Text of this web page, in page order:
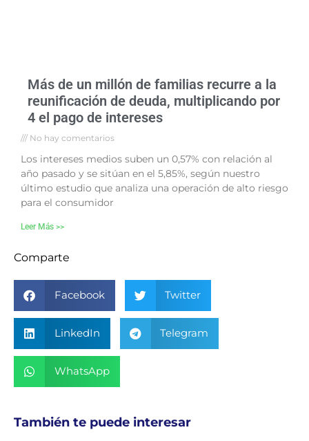
Más de un millón de familias recurre a la
reunificación de deuda, multiplicando por
4 el pago de intereses
No hay comentarios
Los intereses medios suben un 0,57% con relación al
año pasado y se sitúan en el 5,85%, según nuestro
último estudio que analiza una operación de alto riesgo
para el consumidor
Leer Más >>
Comparte
Facebook Twitter
LinkedIn Telegram
WhatsApp
También te puede interesar